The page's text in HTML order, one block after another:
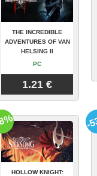
THE INCREDIBLE
ADVENTURES OF VAN
HELSING II
PC
1.21 €
HOLLOW KNIGHT:
-